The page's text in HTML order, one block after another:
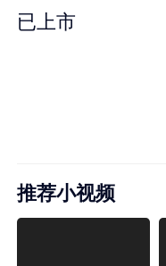
已上市
推荐小视频